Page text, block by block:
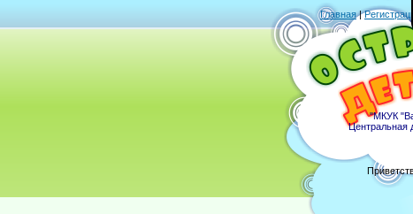
Главная|
"МКУК
Центральная